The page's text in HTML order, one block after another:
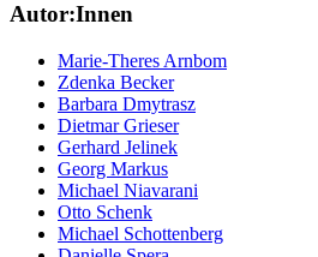
Autor:Innen
Marie-Theres Arnbom
Zdenka Becker
Barbara Dmytrasz
Dietmar Grieser
Gerhard Jelinek
Georg Markus
Michael Niavarani
Otto Schenk
Michael Schottenberg